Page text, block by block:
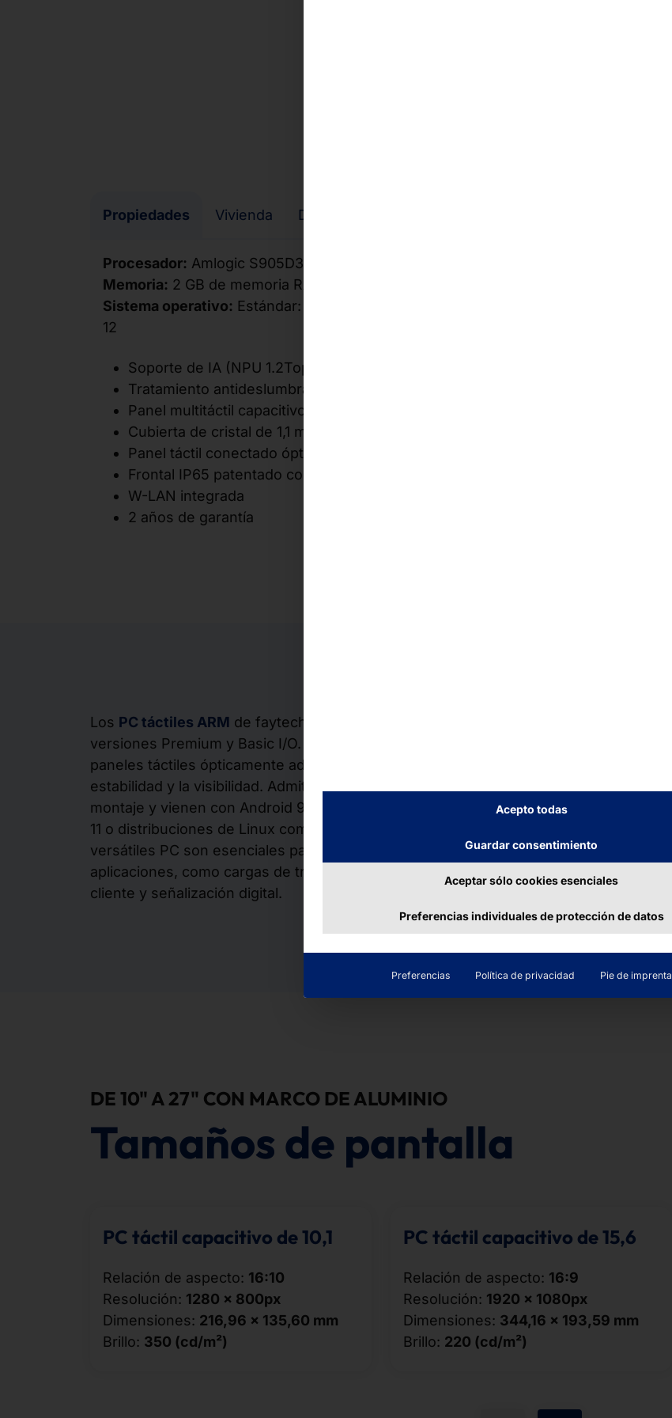
Propiedades Vivienda Descargas
Procesador: Amlogic S905D3 Quad-Core Cortex A-53
Memoria: 2 GB de memoria RAM LPDDR4, 64 GB eMMC 5.1
Sistema operativo: Estándar: Android 9, Compatible: Linux Ubuntu 22.4, Debian
12
Soporte de IA (NPU 1.2Tops)
Tratamiento antideslumbrante de la superficie (grabado químico)
Panel multitáctil capacitivo de 10 dedos
Cubierta de cristal de 1,1 mm con dureza superficial 7H
Panel táctil conectado ópticamente con panel LCD
Frontal IP65 patentado con junta de silicona
W-LAN integrada
2 años de garantía
Los PC táctiles ARM de faytech están disponibles en
versiones Premium y Basic I/O. Ambos están equipados con
paneles táctiles ópticamente adheridos para mejorar la
estabilidad y la visibilidad. Admiten varias opciones de
montaje y vienen con Android 9, con opciones para Android
11 o distribuciones de Linux como Debian y Ubuntu. Estos
versátiles PC son esenciales para una amplia gama de
aplicaciones, como cargas de trabajo de IA, interfaces de
cliente y señalización digital.
DE 10" A 27" CON MARCO DE ALUMINIO
Tamaños de pantalla
PC táctil capacitivo de 10,1
Relación de aspecto: 16:10
Resolución: 1280 × 800px
Dimensiones: 216,96 × 135,60 mm
Brillo: 350 (cd/m²)
PC táctil capacitivo de 15,6
Relación de aspecto: 16:9
Resolución: 1920 × 1080px
Dimensiones: 344,16 × 193,59 mm
Brillo: 220 (cd/m²)
Acepto todas
Guardar consentimiento
Aceptar sólo cookies esenciales
Preferencias individuales de protección de datos
Preferencias Política de privacidad Pie de imprenta